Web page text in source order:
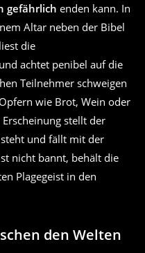
gefährlich enden kann. In
Altar neben der Bibel
die
achtet penibel auf die
Teilnehmer schweigen
wie Brot, Wein oder
stellt der
steht und fällt mit der
nicht bannt, behält die
Plagegeist in den
den Welten